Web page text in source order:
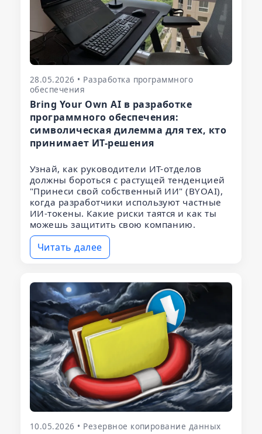
28.05.2026 • Разработка программного
обеспечения
Bring Your Own AI в разработке
программного обеспечения:
символическая дилемма для тех, кто
принимает ИТ-решения
Узнай, как руководители ИТ-отделов
должны бороться с растущей тенденцией
"Принеси свой собственный ИИ" (BYOAI),
когда разработчики используют частные
ИИ-токены. Какие риски таятся и как ты
можешь защитить свою компанию.
Читать далее
10.05.2026 • Резервное копирование данных